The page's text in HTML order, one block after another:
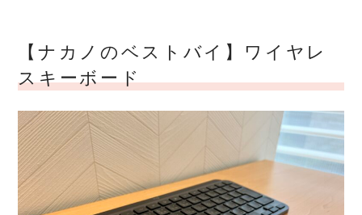
【ナカノのベストバイ】ワイヤレ
スキーボード